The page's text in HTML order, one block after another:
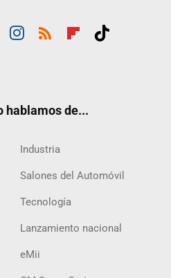
hablamos de...
Industria
Salones del Automóvil
Tecnología
Lanzamiento nacional
eMii